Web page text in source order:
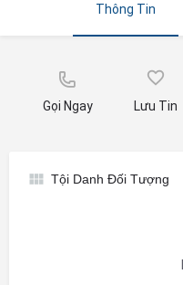
Thông Tin
Gọi Ngay Lưu Tin
Tội Danh Đối Tượng